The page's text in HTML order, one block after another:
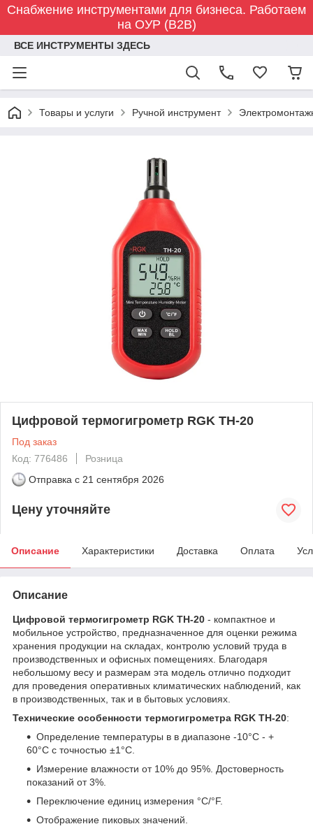
Снабжение инструментами для бизнеса. Работаем
на ОУР (B2B)
ВСЕ ИНСТРУМЕНТЫ ЗДЕСЬ
Товары и услуги Ручной инструмент
Цифровой термогигрометр RGK TH-20
Под заказ
Код: 776486
Розница
Отправка с 21 сентября 2026
Цену уточняйте
Описание Характеристики Доставка Оплата
Описание
Цифровой термогигрометр RGK TH-20 - компактное и
мобильное устройство, предназначенное для оценки режима
хранения продукции на складах, контролю условий труда в
производственных и офисных помещениях. Благодаря
небольшому весу и размерам эта модель отлично подходит
для проведения оперативных климатических наблюдений, как
в производственных, так и в бытовых условиях.
Технические особенности термогигрометра RGK TH-20:
Определение температуры в в диапазоне -10°С - +
60°С c точностью ±1°С.
Измерение влажности от 10% до 95%. Достоверность
показаний от 3%.
Переключение единиц измерения °C/°F.
Отображение пиковых значений.